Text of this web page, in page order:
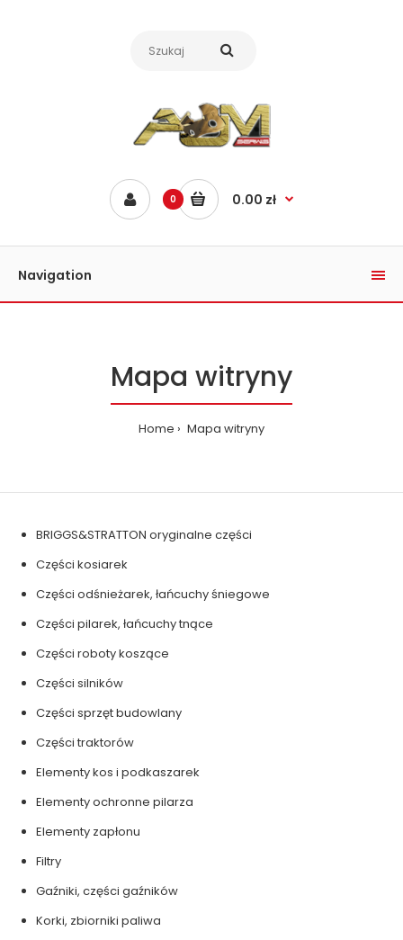
0 0.00 zł
Navigation
Mapa witryny
Home Mapa witryny
BRIGGS&STRATTON oryginalne części
Części kosiarek
Części odśnieżarek, łańcuchy śniegowe
Części pilarek, łańcuchy tnące
Części roboty koszące
Części silników
Części sprzęt budowlany
Części traktorów
Elementy kos i podkaszarek
Elementy ochronne pilarza
Elementy zapłonu
Filtry
Gaźniki, części gaźników
Korki, zbiorniki paliwa